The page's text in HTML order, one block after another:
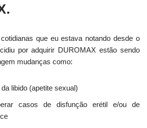
que eu estava notando desde o
por adquirir DUROMAX estão sendo
mudanças como:
libido (apetite sexual)
casos de disfunção erétil e/ou de